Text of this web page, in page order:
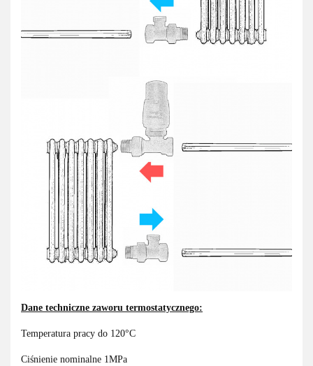
Dane techniczne zaworu termostatycznego:
Temperatura pracy do 120°C
Ciśnienie nominalne 1MPa